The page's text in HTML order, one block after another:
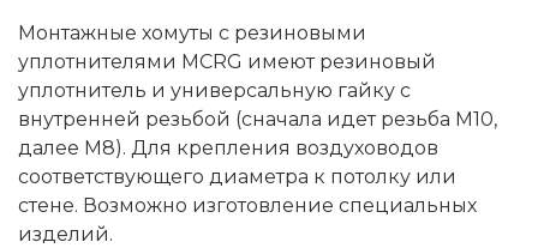
Монтажные хомуты с резиновыми
уплотнителями MCRG имеют резиновый
уплотнитель и универсальную гайку с
внутренней резьбой (сначала идет резьба М10,
далее М8). Для крепления воздуховодов
соответствующего диаметра к потолку или
стене. Возможно изготовление специальных
изделий.